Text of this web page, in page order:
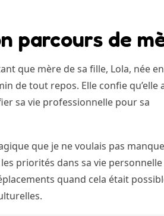
parcours de
que mère de sa fille, Lola, née en
de tout repos. Elle confie qu’elle
sa vie professionnelle pour sa
que je ne voulais pas
priorités dans sa vie
quand cela était